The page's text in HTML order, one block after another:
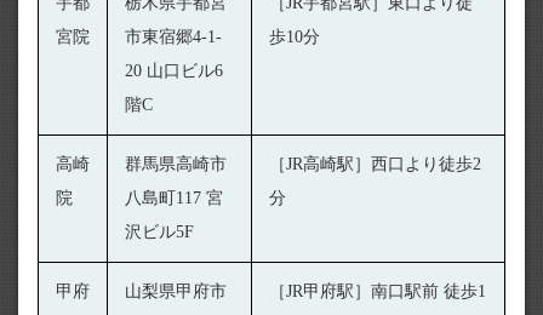
宮院
市東宿郷4-1-
20 山口ビル6
階C
歩10分
高崎
院
群馬県高崎市
八島町117 宮
沢ビル5F
［JR高崎駅］西口より徒歩2
分
甲府
山梨県甲府市
［JR甲府駅］南口駅前 徒歩1